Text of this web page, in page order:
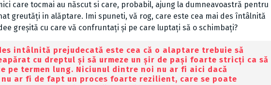
care tocmai au născut si care, probabil, ajung la dumneavoastră pentru
greutăți in alăptare. Imi spuneti, vă rog, care este cea mai des întâlnită
greșită cu care vă confruntați și pe care luptați să o schimbați?
intâlnită prejudecată este cea că o alaptare trebuie să
cu dreptul și să urmeze un șir de pași foarte stricți ca să
pe termen lung. Niciunul dintre noi nu ar fi aici dacă
ar fi de fapt un proces foarte rezilient, care se poate